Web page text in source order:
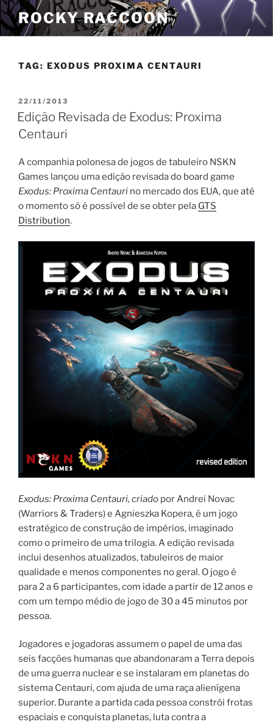
Pular
para
o
ROCKY RACCOON
TAG: EXODUS PROXIMA CENTAURI
PUBLICADO
EM
22/11/2013
Edição Revisada de Exodus: Proxima
Centauri
A companhia polonesa de jogos de tabuleiro NSKN
Games lançou uma edição revisada do board game
Exodus: Proxima Centauri no mercado dos EUA, que até
o momento só é possível de se obter pela GTS
Distribution.
Exodus: Proxima Centauri, criado por Andrei Novac
(Warriors & Traders) e Agnieszka Kopera, é um jogo
estratégico de construção de impérios, imaginado
como o primeiro de uma trilogia. A edição revisada
inclui desenhos atualizados, tabuleiros de maior
qualidade e menos componentes no geral. O jogo é
para 2 a 6 participantes, com idade a partir de 12 anos e
com um tempo médio de jogo de 30 a 45 minutos por
pessoa.
Jogadores e jogadoras assumem o papel de uma das
seis facções humanas que abandonaram a Terra depois
de uma guerra nuclear e se instalaram em planetas do
sistema Centauri, com ajuda de uma raça alienígena
superior. Durante a partida cada pessoa constrói frotas
espaciais e conquista planetas, luta contra a